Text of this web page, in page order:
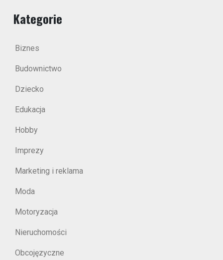
Kategorie
Biznes
Budownictwo
Dziecko
Edukacja
Hobby
Imprezy
Marketing i reklama
Moda
Motoryzacja
Nieruchomości
Obcojęzyczne